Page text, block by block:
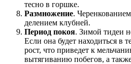
тесно в горшке.
Размножение.
делением клубней.
Период покоя. Зимой тидеи
Если она будет находиться в
рост, что приведет к
вытягиванию побегов, а